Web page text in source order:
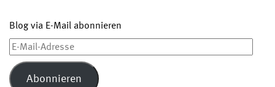
Blog via E-Mail abonnieren
E-
Mail-
Adresse
Abonnieren